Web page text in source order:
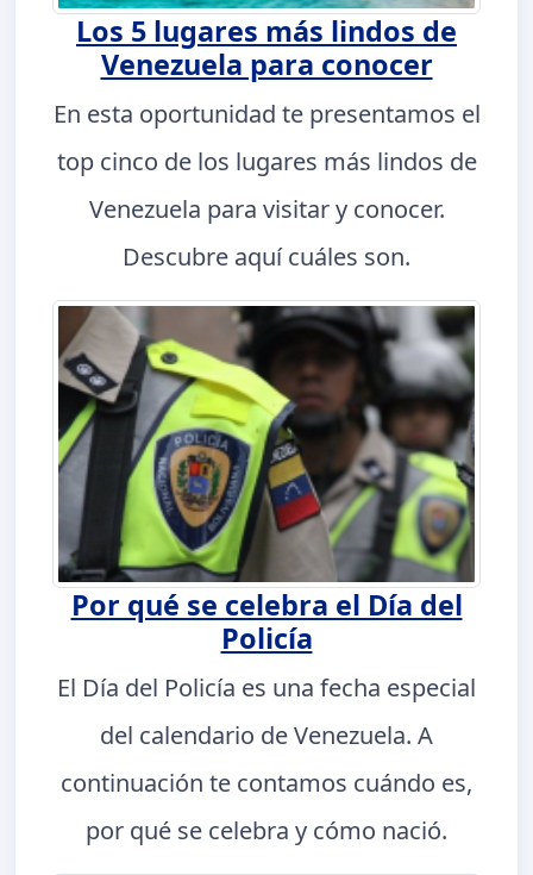
Los 5 lugares más lindos de
Venezuela para conocer
En esta oportunidad te presentamos el
top cinco de los lugares más lindos de
Venezuela para visitar y conocer.
Descubre aquí cuáles son.
Por qué se celebra el Día del
Policía
El Día del Policía es una fecha especial
del calendario de Venezuela. A
continuación te contamos cuándo es,
por qué se celebra y cómo nació.